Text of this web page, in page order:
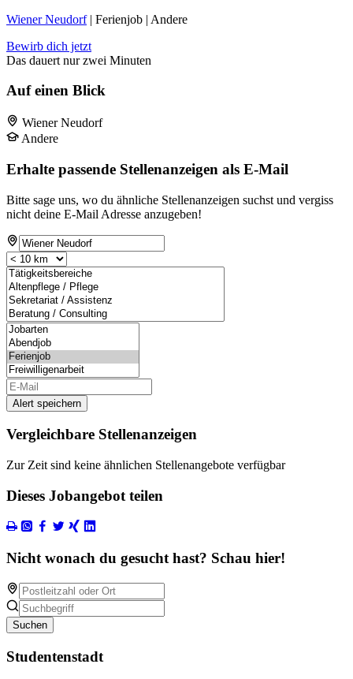
Wiener Neudorf| Ferienjob | Andere
Bewirb dich jetzt
Das dauert nur zwei Minuten
Auf einen Blick
Wiener Neudorf
Andere
Erhalte passende Stellenanzeigen als E-Mail
Bitte sage uns, wo du ähnliche Stellenanzeigen suchst und vergiss
nicht deine E-Mail Adresse anzugeben!
Alert speichern
Vergleichbare Stellenanzeigen
Zur Zeit sind keine ähnlichen Stellenangebote verfügbar
Dieses Jobangebot teilen
Nicht wonach du gesucht hast? Schau hier!
Suchen
Studentenstadt